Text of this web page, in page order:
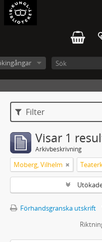
Filter
Visar 1
Arkivbeskrivning
Moberg, Vilhelm
Förhandsgranska utskrift